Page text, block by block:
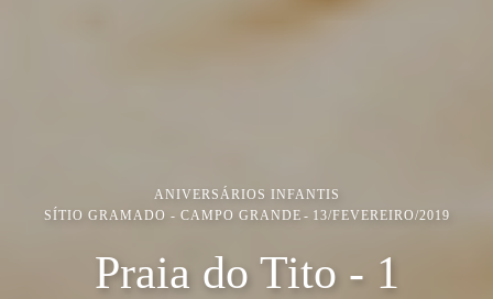
ANIVERSÁRIOS INFANTIS
SÍTIO GRAMADO - CAMPO GRANDE
13/FEVEREIRO/2019
Praia do Tito - 1